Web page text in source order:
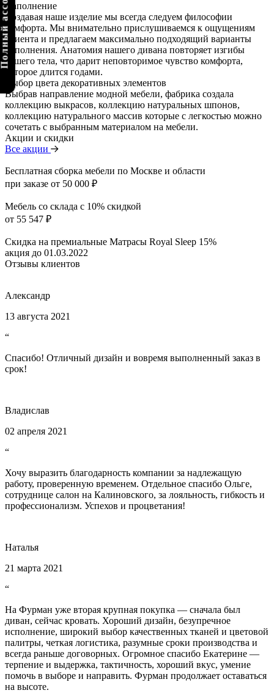
Наполнение
Создавая наше изделие мы всегда следуем философии
комфорта. Мы внимательно прислушиваемся к ощущениям
клиента и предлагаем максимально подходящий варианты
наполнения. Анатомия нашего дивана повторяет изгибы
вашего тела, что дарит неповторимое чувство комфорта,
которое длится годами.
Выбор цвета декоративных элементов
Выбрав направление модной мебели, фабрика создала
коллекцию выкрасов, коллекцию натуральных шпонов,
коллекцию натурального массив которые с легкостью можно
сочетать с выбранным материалом на мебели.
Акции и скидки
Все акции
Бесплатная сборка мебели по Москве и области
при заказе от 50 000 ₽
Мебель со склада с 10% скидкой
от 55 547 ₽
Скидка на премиальные Матрасы Royal Sleep 15%
акция до 01.03.2022
Отзывы клиентов
Александр
13 августа 2021
“
Спасибо! Отличный дизайн и вовремя выполненный заказ в
срок!
Владислав
02 апреля 2021
“
Хочу выразить благодарность компании за надлежащую
работу, проверенную временем. Отдельное спасибо Ольге,
сотруднице салон на Калиновского, за лояльность, гибкость и
профессионализм. Успехов и процветания!
Наталья
21 марта 2021
“
На Фурман уже вторая крупная покупка — сначала был
диван, сейчас кровать. Хороший дизайн, безупречное
исполнение, широкий выбор качественных тканей и цветовой
палитры, четкая логистика, разумные сроки производства и
всегда раньше договорных. Огромное спасибо Екатерине —
терпение и выдержка, тактичность, хороший вкус, умение
помочь в выборе и направить. Фурман продолжает оставаться
на высоте.